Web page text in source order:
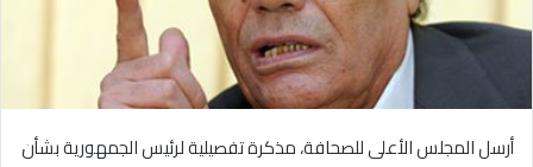
أرسل المجلس الأعلى للصحافة، مذكرة تفصيلية لرئيس الجمهورية بشأن